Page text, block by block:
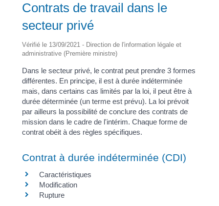
Contrats de travail dans le
secteur privé
Vérifié le 13/09/2021 - Direction de l'information légale et
administrative (Première ministre)
Dans le secteur privé, le contrat peut prendre 3 formes
différentes. En principe, il est à durée indéterminée
mais, dans certains cas limités par la loi, il peut être à
durée déterminée (un terme est prévu). La loi prévoit
par ailleurs la possibilité de conclure des contrats de
mission dans le cadre de l'intérim. Chaque forme de
contrat obéit à des règles spécifiques.
Contrat à durée indéterminée (CDI)
Caractéristiques
Modification
Rupture